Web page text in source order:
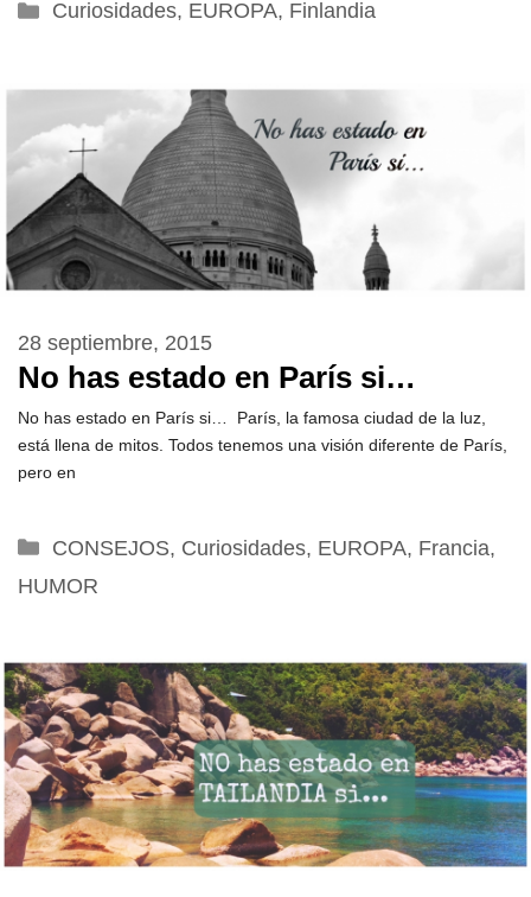
Categorías
Curiosidades, EUROPA, Finlandia
No has estado en París si…
28 septiembre, 2015
No has estado en París si… París, la famosa ciudad de la luz,
está llena de mitos. Todos tenemos una visión diferente de París,
pero en
Categorías
CONSEJOS, Curiosidades, EUROPA, Francia,
HUMOR